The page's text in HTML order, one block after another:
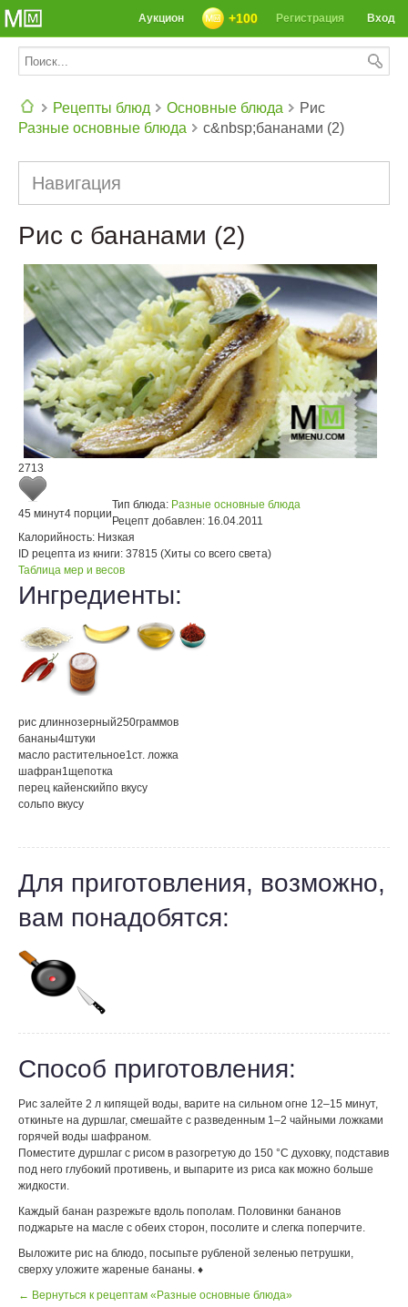
Вход
Регистрация
+100
Аукцион
Рецепты блюд
Основные блюда
Разные основные блюда
Рис
с&nbsp;бананами (2)
Навигация
Рис с бананами (2)
2713
45 минут4 порции
Тип блюда: Разные основные блюда
Рецепт добавлен: 16.04.2011
Калорийность: Низкая
ID рецепта из книги: 37815 (Хиты со всего света)
Таблица мер и весов
Ингредиенты:
рис длиннозерный250граммов
бананы4штуки
масло растительное1ст. ложка
шафран1щепотка
перец кайенскийпо вкусу
сольпо вкусу
Для приготовления, возможно,
вам понадобятся:
Способ приготовления:
Рис залейте 2 л кипящей воды, варите на сильном огне 12–15 минут,
откиньте на дуршлаг, смешайте с разведенным 1–2 чайными ложками
горячей воды шафраном.
Поместите дуршлаг с рисом в разогретую до 150 °С духовку, подставив
под него глубокий противень, и выпарите из риса как можно больше
жидкости.
Каждый банан разрежьте вдоль пополам. Половинки бананов
поджарьте на масле с обеих сторон, посолите и слегка поперчите.
Выложите рис на блюдо, посыпьте рубленой зеленью петрушки,
сверху уложите жареные бананы. ♦
← Вернуться к рецептам «Разные основные блюда»